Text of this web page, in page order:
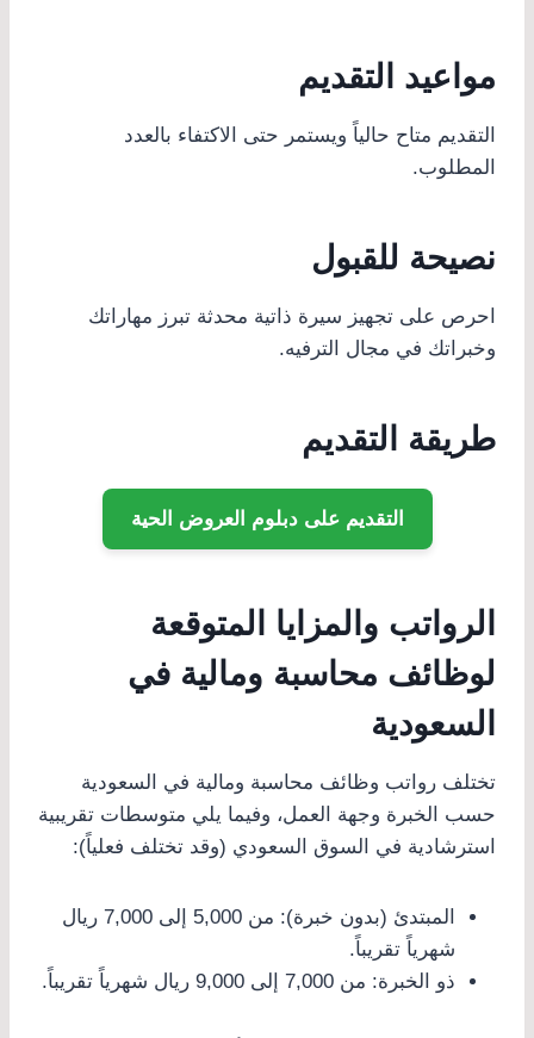
مواعيد التقديم
التقديم متاح حالياً ويستمر حتى الاكتفاء بالعدد
المطلوب.
نصيحة للقبول
احرص على تجهيز سيرة ذاتية محدثة تبرز مهاراتك
وخبراتك في مجال الترفيه.
طريقة التقديم
التقديم على دبلوم العروض الحية
الرواتب والمزايا المتوقعة
لوظائف محاسبة ومالية في
السعودية
تختلف رواتب وظائف محاسبة ومالية في السعودية
حسب الخبرة وجهة العمل، وفيما يلي متوسطات تقريبية
استرشادية في السوق السعودي (وقد تختلف فعلياً):
المبتدئ (بدون خبرة): من 5,000 إلى 7,000 ريال
شهرياً تقريباً.
ذو الخبرة: من 7,000 إلى 9,000 ريال شهرياً تقريباً.